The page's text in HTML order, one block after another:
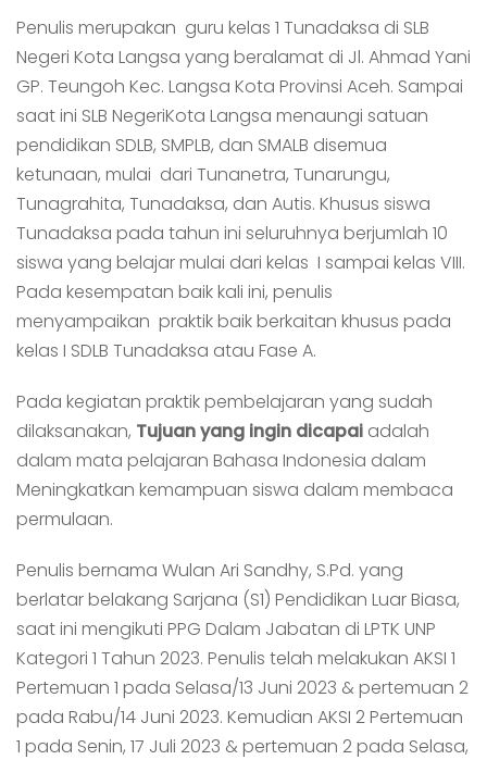
Penulis merupakan guru kelas 1 Tunadaksa di SLB
Negeri Kota Langsa yang beralamat di Jl. Ahmad Yani
GP. Teungoh Kec. Langsa Kota Provinsi Aceh. Sampai
saat ini SLB NegeriKota Langsa menaungi satuan
pendidikan SDLB, SMPLB, dan SMALB disemua
ketunaan, mulai dari Tunanetra, Tunarungu,
Tunagrahita, Tunadaksa, dan Autis. Khusus siswa
Tunadaksa pada tahun ini seluruhnya berjumlah 10
siswa yang belajar mulai dari kelas I sampai kelas VIII.
Pada kesempatan baik kali ini, penulis
menyampaikan praktik baik berkaitan khusus pada
kelas I SDLB Tunadaksa atau Fase A.
Pada kegiatan praktik pembelajaran yang sudah
dilaksanakan, Tujuan yang ingin dicapai adalah
dalam mata pelajaran Bahasa Indonesia dalam
Meningkatkan kemampuan siswa dalam membaca
permulaan.
Penulis bernama Wulan Ari Sandhy, S.Pd. yang
berlatar belakang Sarjana (S1) Pendidikan Luar Biasa,
saat ini mengikuti PPG Dalam Jabatan di LPTK UNP
Kategori 1 Tahun 2023. Penulis telah melakukan AKSI 1
Pertemuan 1 pada Selasa/13 Juni 2023 & pertemuan 2
pada Rabu/14 Juni 2023. Kemudian AKSI 2 Pertemuan
1 pada Senin, 17 Juli 2023 & pertemuan 2 pada Selasa,